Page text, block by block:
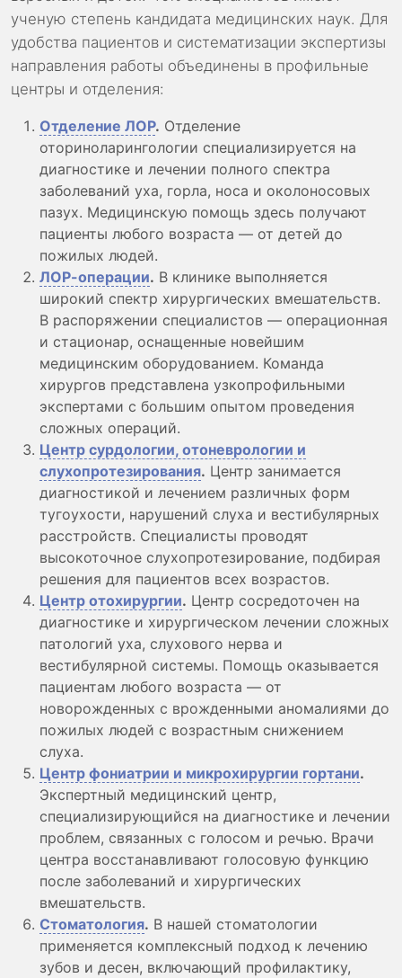
ученую степень кандидата медицинских наук. Для
удобства пациентов и систематизации экспертизы
направления работы объединены в профильные
центры и отделения:
Отделение ЛОР. Отделение
оториноларингологии специализируется на
диагностике и лечении полного спектра
заболеваний уха, горла, носа и околоносовых
пазух. Медицинскую помощь здесь получают
пациенты любого возраста — от детей до
пожилых людей.
ЛОР-операции. В клинике выполняется
широкий спектр хирургических вмешательств.
В распоряжении специалистов — операционная
и стационар, оснащенные новейшим
медицинским оборудованием. Команда
хирургов представлена узкопрофильными
экспертами с большим опытом проведения
сложных операций.
Центр сурдологии, отоневрологии и
слухопротезирования. Центр занимается
диагностикой и лечением различных форм
тугоухости, нарушений слуха и вестибулярных
расстройств. Специалисты проводят
высокоточное слухопротезирование, подбирая
решения для пациентов всех возрастов.
Центр отохирургии. Центр сосредоточен на
диагностике и хирургическом лечении сложных
патологий уха, слухового нерва и
вестибулярной системы. Помощь оказывается
пациентам любого возраста — от
новорожденных с врожденными аномалиями до
пожилых людей с возрастным снижением
слуха.
Центр фониатрии и микрохирургии гортани.
Экспертный медицинский центр,
специализирующийся на диагностике и лечении
проблем, связанных с голосом и речью. Врачи
центра восстанавливают голосовую функцию
после заболеваний и хирургических
вмешательств.
Стоматология. В нашей стоматологии
применяется комплексный подход к лечению
зубов и десен, включающий профилактику,